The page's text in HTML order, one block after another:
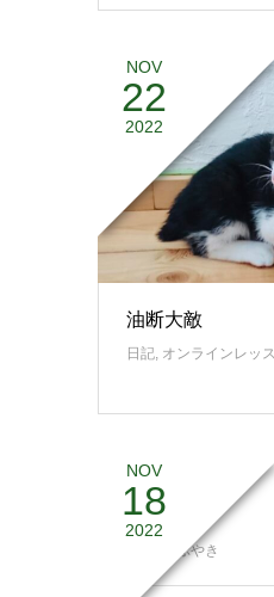
NOV
22
2022
油断大敵
日記 オンラインレッ
NOV
18
2022
禁断の扉
つぶやき